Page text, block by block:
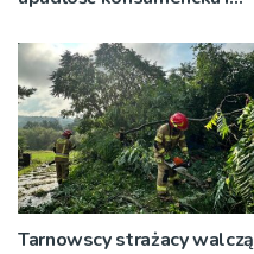
rozsądnym wyjściem?
Tarnowscy strażacy walczą